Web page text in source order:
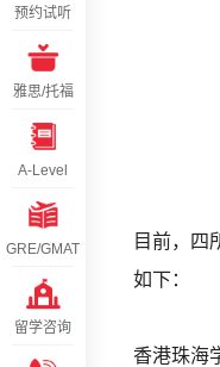
目前，四
如下：
香港珠海
预约试听
雅思/托福
A-Level
GRE/GMAT
留学咨询